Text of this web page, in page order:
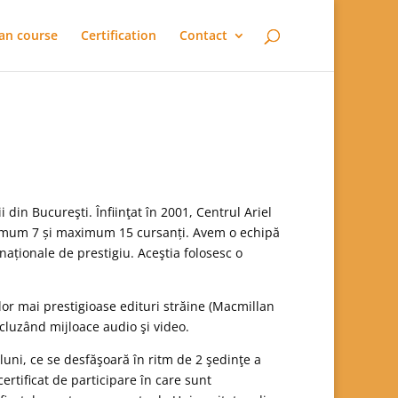
course Certification Contact
Bucureşti. Înfiinţat în 2001, Centrul Ariel
7 și maximum 15 cursanți. Avem o echipă
de prestigiu. Aceştia folosesc o
mai prestigioase edituri străine (Macmillan
mijloace audio şi video.
ce se desfăşoară în ritm de 2 şedinţe a
de participare în care sunt